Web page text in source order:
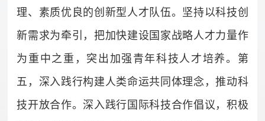
理、素质优良的创新型人才队伍。坚持以科技创
新需求为牵引，把加快建设国家战略人才力量作
为重中之重，突出加强青年科技人才培养。第
五，深入践行构建人类命运共同体理念，推动科
技开放合作。深入践行国际科技合作倡议，积极